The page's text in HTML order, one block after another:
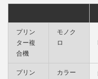
プリン
ター複
合機
モノク
ロ
プリン
カラー